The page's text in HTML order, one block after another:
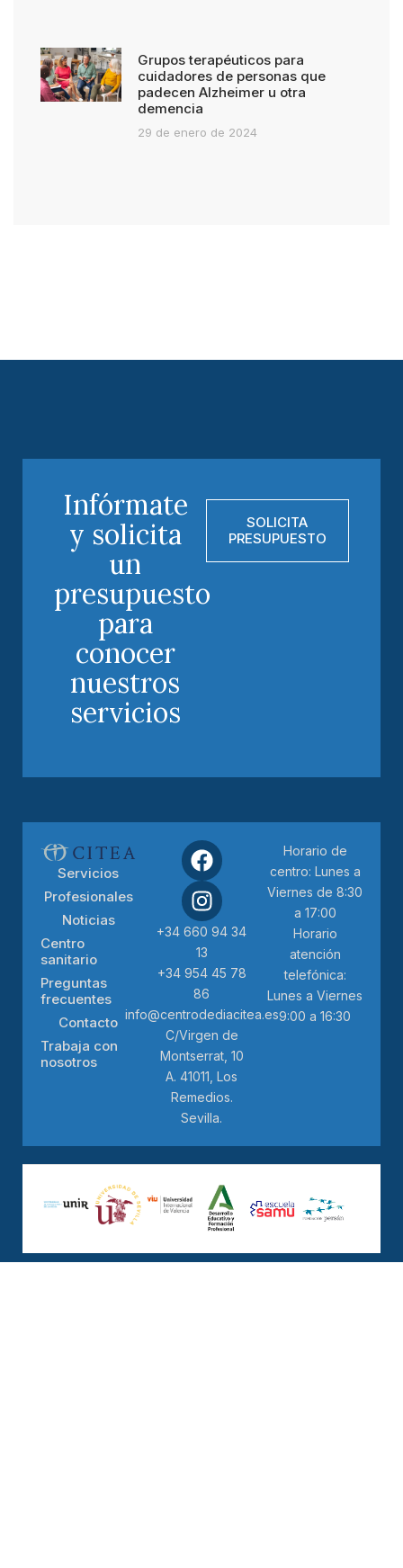
Grupos terapéuticos para
cuidadores de personas que
padecen Alzheimer u otra
demencia
29 de enero de 2024
Infórmate
y solicita
un
presupuesto
para
conocer
nuestros
servicios
SOLICITA
PRESUPUESTO
Servicios
Profesionales
Noticias
Centro
sanitario
Preguntas
frecuentes
Contacto
Trabaja con
nosotros
+34 660 94 34
13
+34 954 45 78
86
info@centrodediacitea.es
C/Virgen de
Montserrat, 10
A. 41011, Los
Remedios.
Sevilla.
Horario de
centro: Lunes a
Viernes de 8:30
a 17:00
Horario
atención
telefónica:
Lunes a Viernes
9:00 a 16:30